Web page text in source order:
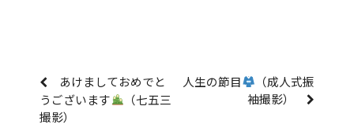
あけましておめでと
うございます
（七五三
撮影）
人生の節目
（成人式振
袖撮影）